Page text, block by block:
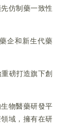
仿制藥一致性
企和新生代藥
磅打造旗下創
物醫藥研發平
域，擁有在研